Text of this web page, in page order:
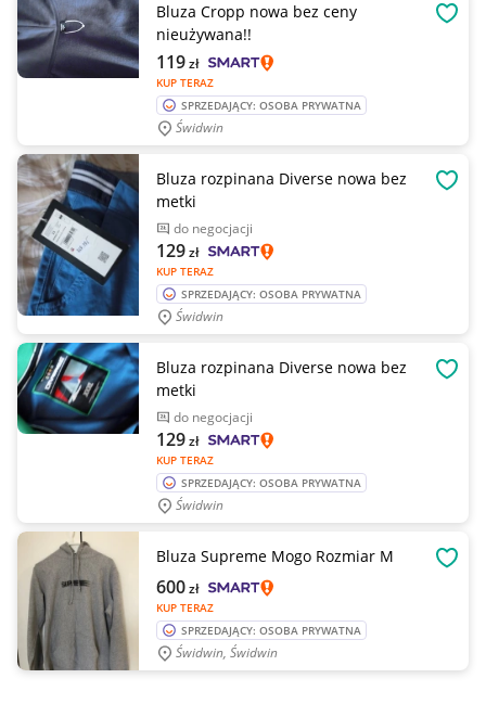
Bluza Cropp nowa bez ceny
nieużywana!!
KUP TERAZ
119zł
SPRZEDAJĄCY: OSOBA PRYWATNA
Świdwin
Bluza rozpinana Diverse nowa bez
metki
do negocjacji
KUP TERAZ
129zł
SPRZEDAJĄCY: OSOBA PRYWATNA
Świdwin
Bluza rozpinana Diverse nowa bez
metki
do negocjacji
KUP TERAZ
129zł
SPRZEDAJĄCY: OSOBA PRYWATNA
Świdwin
Bluza Supreme Mogo Rozmiar M
KUP TERAZ
600zł
SPRZEDAJĄCY: OSOBA PRYWATNA
Świdwin, Świdwin